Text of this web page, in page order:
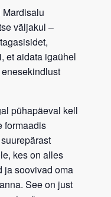
Mardisalu
väljakul –
tagasisidet,
, et aidata igaühel
pühapäeval kell
formaadis
kes on alles
ja soovivad oma
See on just